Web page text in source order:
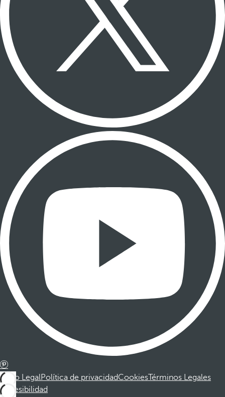
Aviso LegalPolítica de privacidadCookiesTérminos Legales
Accesibilidad